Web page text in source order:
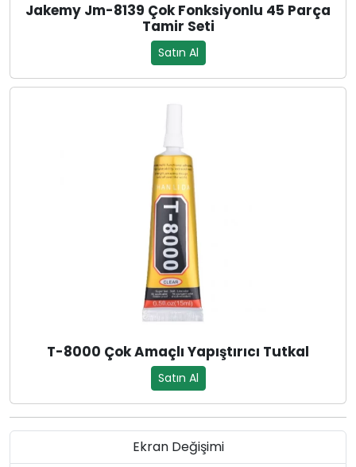
Jakemy Jm-8139 Çok Fonksiyonlu 45 Parça
Tamir Seti
Satın Al
T-8000 Çok Amaçlı Yapıştırıcı Tutkal
Satın Al
Ekran Değişimi